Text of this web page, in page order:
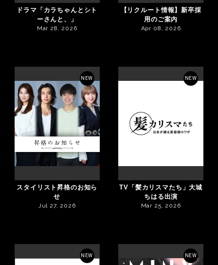
ドラマ「カラちゃんとシト
ーさんと、」
Mar 28, 2026
【リクルート情報】新卒採
用のご案内
Apr 08, 2026
NEW
スタイリスト昇格のお知ら
せ
Jul 27, 2026
NEW
TV「髪カリスマたち」大城
ちはる出演
Mar 25, 2026
NEW NEW